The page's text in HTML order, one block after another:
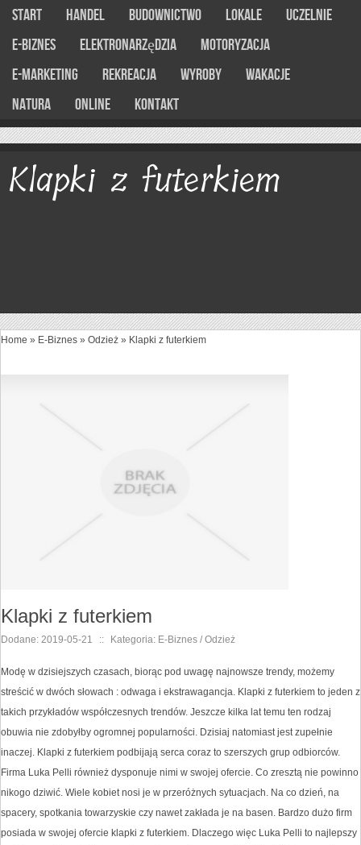
Start Handel Budownictwo Lokale
Uczelnie
E-Biznes
Elektronarzędzia
Motoryzacja
E-marketing
Rekreacja Wyroby
Wakacje
Natura
Online Kontakt
Klapki z futerkiem
Home » E-Biznes » Odzież » Klapki z futerkiem
Klapki z futerkiem
Dodane: 2019-05-21 :: Kategoria: E-Biznes / Odzież
Modę w dzisiejszych czasach, biorąc pod uwagę najnowsze trendy, możemy
streścić w dwóch słowach : odwaga i ekstrawagancja. Klapki z futerkiem to jeden z
takich przykładów współczesnych trendów. Jeszcze kilka lat temu ten rodzaj
obuwia nie zdobyłby ogromnej popularności. Dzisiaj natomiast jest zupełnie
inaczej. Klapki z futerkiem podbijają serca coraz to szerszych grup odbiorców.
Firma Luka Pelli również dysponuje nimi w swojej ofercie. Co zresztą nie powinno
nikogo dziwić. Wiele kobiet nosi je w przeróżnych sytuacjach. Na co dzień, na
spacery, spotkania towarzyskie czy nawet zakłada je na basen. Bardzo dużo firm
posiada w swojej ofercie klapki z futerkiem. Dlaczego więc Luka Pelli to najlepszy